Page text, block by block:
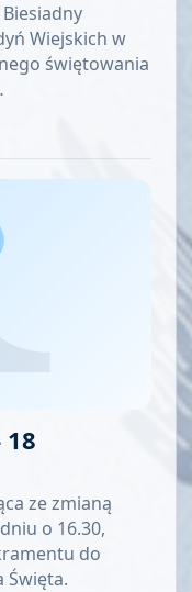
Biesiadny
Wiejskich w
świętowania
ze zmianą
o 16.30,
do
Święta.